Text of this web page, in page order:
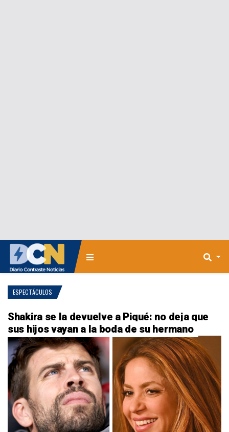
ESPECTÁCULOS
Shakira se la devuelve a Piqué: no deja que
sus hijos vayan a la boda de su hermano